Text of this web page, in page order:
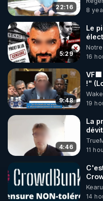
https://
http://rgnr.li/instagram
🌱 LA NEWSLETTER
Pour ne pas rater
http://rgnr.li/news
🌱 VIDÉOS NON
Toutes les vidéos
http://rgnr.li/odysee
🌱 LES STAGES EN
http://rgnr.li/stages
22:16
8
5:29
Le
les
Notre
16
9:48
!"
19
4:46
La
11
peut
peu
14